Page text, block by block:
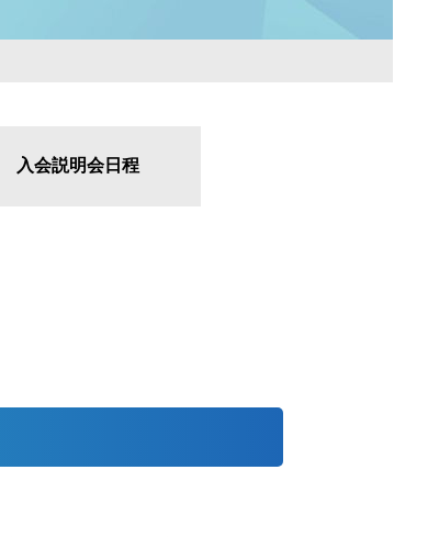
入会説明会日程